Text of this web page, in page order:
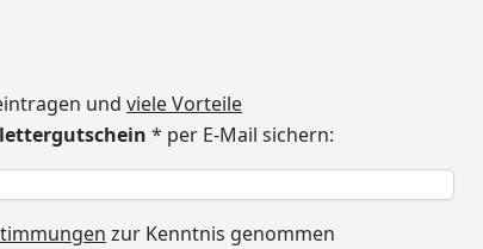
und viele Vorteile
* per E-Mail sichern:
zur Kenntnis genommen